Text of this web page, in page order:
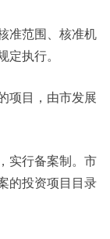
范围、核准机
定执行。
目，由市发展
行备案制。市
的投资项目目录